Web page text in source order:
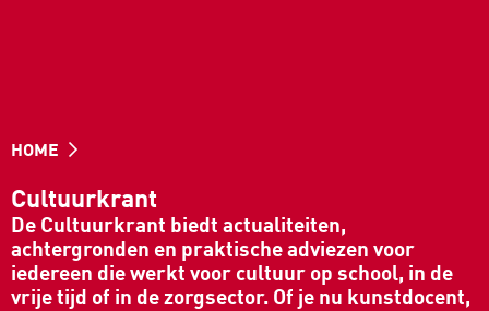
HOME
Cultuurkrant
De Cultuurkrant biedt actualiteiten,
achtergronden en praktische adviezen voor
iedereen die werkt voor cultuur op school, in de
vrije tijd of in de zorgsector. Of je nu kunstdocent,